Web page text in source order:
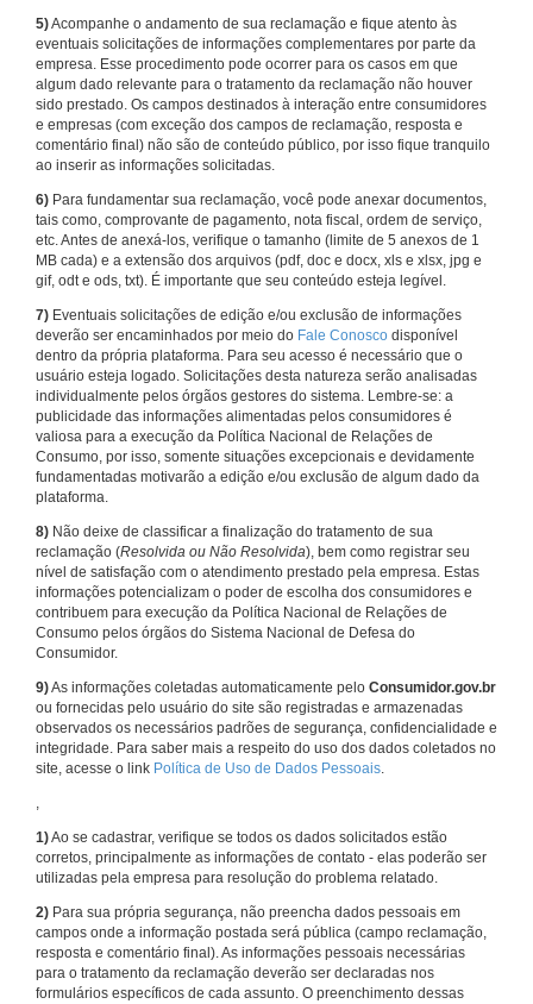
5)Acompanhe o andamento de sua reclamação e fique atento às
eventuais solicitações de informações complementares por parte da
empresa. Esse procedimento pode ocorrer para os casos em que
algum dado relevante para o tratamento da reclamação não houver
sido prestado. Os campos destinados à interação entre consumidores
e empresas (com exceção dos campos de reclamação, resposta e
comentário final) não são de conteúdo público, por isso fique tranquilo
ao inserir as informações solicitadas.
6) Para fundamentar sua reclamação, você pode anexar documentos,
tais como, comprovante de pagamento, nota fiscal, ordem de serviço,
etc. Antes de anexá-los, verifique o tamanho (limite de 5 anexos de 1
MB cada) e a extensão dos arquivos (pdf, doc e docx, xls e xlsx, jpg e
gif, odt e ods, txt). É importante que seu conteúdo esteja legível.
7) Eventuais solicitações de edição e/ou exclusão de informações
deverão ser encaminhados por meio do Fale Conosco disponível
dentro da própria plataforma. Para seu acesso é necessário que o
usuário esteja logado. Solicitações desta natureza serão analisadas
individualmente pelos órgãos gestores do sistema. Lembre-se: a
publicidade das informações alimentadas pelos consumidores é
valiosa para a execução da Política Nacional de Relações de
Consumo, por isso, somente situações excepcionais e devidamente
fundamentadas motivarão a edição e/ou exclusão de algum dado da
plataforma.
8) Não deixe de classificar a finalização do tratamento de sua
reclamação (Resolvida ou Não Resolvida), bem como registrar seu
nível de satisfação com o atendimento prestado pela empresa. Estas
informações potencializam o poder de escolha dos consumidores e
contribuem para execução da Política Nacional de Relações de
Consumo pelos órgãos do Sistema Nacional de Defesa do
Consumidor.
9)As informações coletadas automaticamente pelo Consumidor.gov.br
ou fornecidas pelo usuário do site são registradas e armazenadas
observados os necessários padrões de segurança, confidencialidade e
integridade. Para saber mais a respeito do uso dos dados coletados no
site, acesse o link Política de Uso de Dados Pessoais.
,
1)Ao se cadastrar, verifique se todos os dados solicitados estão
corretos, principalmente as informações de contato - elas poderão ser
utilizadas pela empresa para resolução do problema relatado.
2) Para sua própria segurança, não preencha dados pessoais em
campos onde a informação postada será pública (campo reclamação,
resposta e comentário final). As informações pessoais necessárias
para o tratamento da reclamação deverão ser declaradas nos
formulários específicos de cada assunto. O preenchimento dessas